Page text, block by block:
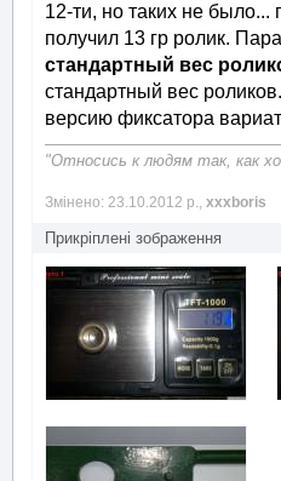
12-ти, но таких не
получил 13 гр ролик.
стандартный вес
стандартный вес
версию фиксатора
"Относись к людям так, как
Змінено: 23.10.2012 р., xxxboris
Прикріплені зображення